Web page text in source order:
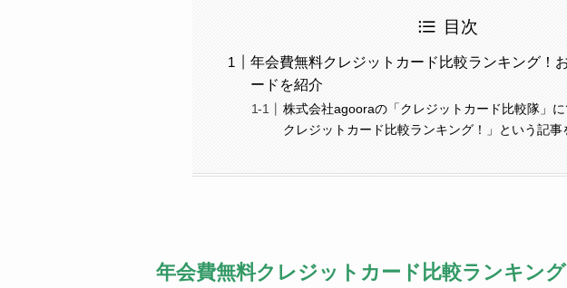
目次
年会費無料クレジットカード比較ランキング！
ードを紹介
株式会社agooraの「クレジットカード比較隊」
クレジットカード比較ランキング！」という記事
年会費無料クレジットカード比較ランキン